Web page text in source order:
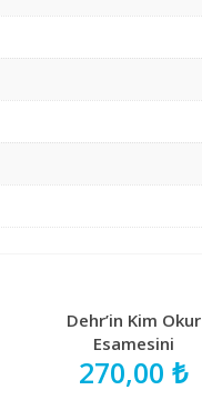
Dehr’in Kim Okur
Esamesini
270,00₺